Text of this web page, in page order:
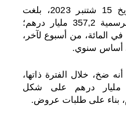
وأشار إلى أنه، بتاريخ 15 شتنبر 2023، بلغت
الأصول الاحتياطية الرسمية 357,2 مليار درهم؛
أي بارتفاع نسبته 0,5 في المائة، من أسبوع لآخر،
ضخ، خلال الفترة ذاتها،
مجموعه 38,1 مليار درهم على شكل